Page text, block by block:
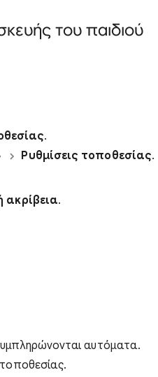
του παιδιού
.
Ρυθμίσεις τοποθεσίας.
ακρίβεια.
αυτόματα.